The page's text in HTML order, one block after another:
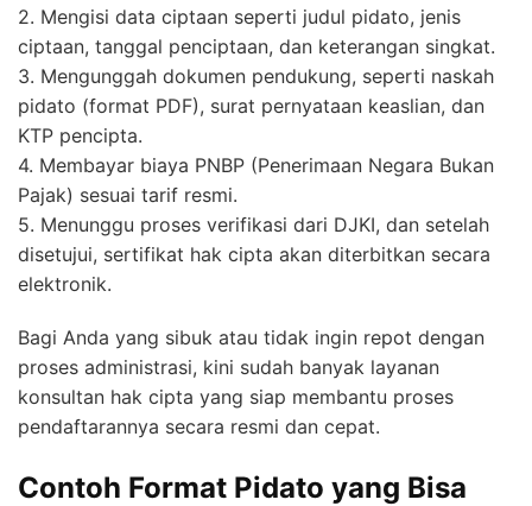
2. Mengisi data ciptaan seperti judul pidato, jenis
ciptaan, tanggal penciptaan, dan keterangan singkat.
3. Mengunggah dokumen pendukung, seperti naskah
pidato (format PDF), surat pernyataan keaslian, dan
KTP pencipta.
4. Membayar biaya PNBP (Penerimaan Negara Bukan
Pajak) sesuai tarif resmi.
5. Menunggu proses verifikasi dari DJKI, dan setelah
disetujui, sertifikat hak cipta akan diterbitkan secara
elektronik.
Bagi Anda yang sibuk atau tidak ingin repot dengan
proses administrasi, kini sudah banyak layanan
konsultan hak cipta yang siap membantu proses
pendaftarannya secara resmi dan cepat.
Contoh Format Pidato yang Bisa